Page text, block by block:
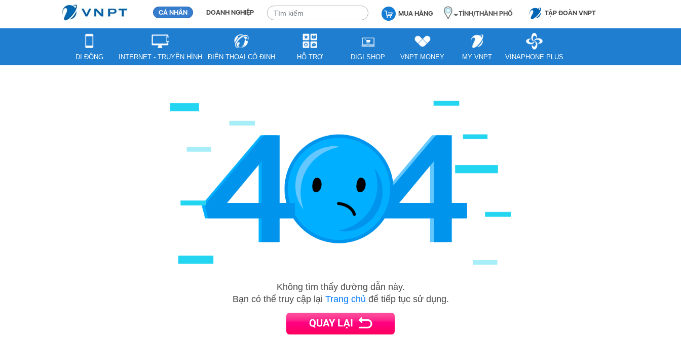
CÁ NHÂN DOANH NGHIỆP MUA HÀNG TỈNH/THÀNH PHỐ TẬP ĐOÀN VNPT
DI ĐỘNG INTERNET - TRUYỀN HÌNH ĐIỆN THOẠI CỐ ĐỊNH HỖ TRỢ DIGI SHOP VNPT MONEY MY VNPT VINAPHONE PLUS
Không tìm thấy đường dẫn này.
Bạn có thể truy cập lại Trang chủ để tiếp tục sử dụng.